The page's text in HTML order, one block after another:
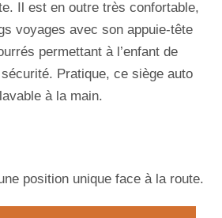
Il est en outre très confortable,
voyages avec son appuie-tête
permettant à l’enfant de
Pratique, ce siège auto
à la main.
position unique face à la route.